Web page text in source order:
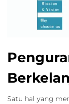
Satu hal yang